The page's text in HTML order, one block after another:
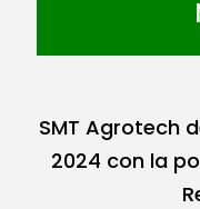
SMT Agrotech
2024 con la